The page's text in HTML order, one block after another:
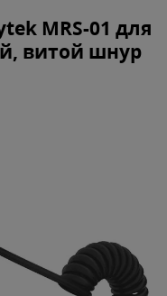
MRS-01 для
витой шнур